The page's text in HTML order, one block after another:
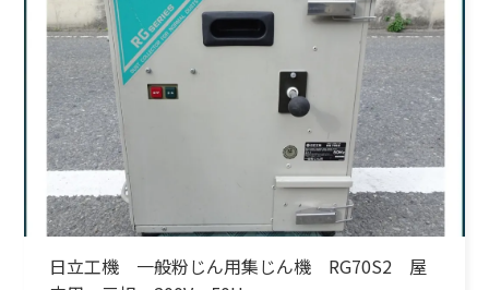
日立工機 一般粉じん用集じん機 RG70S2 屋